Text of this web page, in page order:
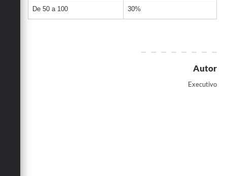
De 50 a 100 30%
Autor
Executivo